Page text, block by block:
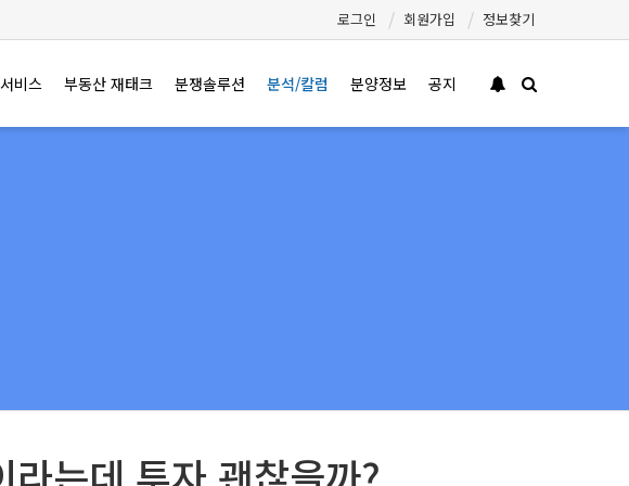
로그인 회원가입 정보찾기
비스 부동산 재태크 분쟁솔루션 분석/칼럼 분양정보 공지